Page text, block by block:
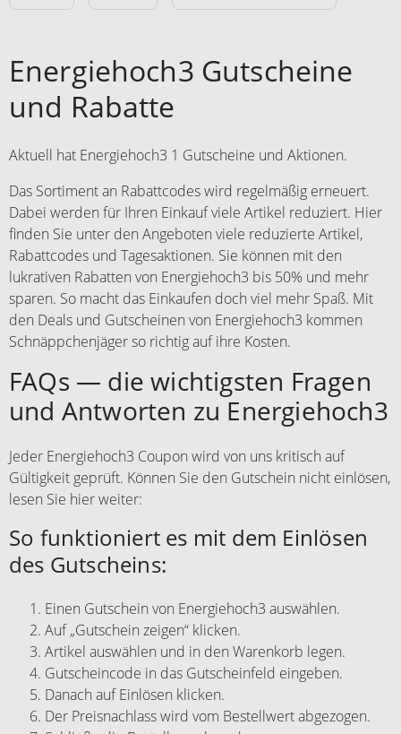
Energiehoch3 Gutscheine
und Rabatte
Aktuell hat Energiehoch3 1 Gutscheine und Aktionen.
Das Sortiment an Rabattcodes wird regelmäßig erneuert.
Dabei werden für Ihren Einkauf viele Artikel reduziert. Hier
finden Sie unter den Angeboten viele reduzierte Artikel,
Rabattcodes und Tagesaktionen. Sie können mit den
lukrativen Rabatten von Energiehoch3 bis 50% und mehr
sparen. So macht das Einkaufen doch viel mehr Spaß. Mit
den Deals und Gutscheinen von Energiehoch3 kommen
Schnäppchenjäger so richtig auf ihre Kosten.
FAQs — die wichtigsten Fragen
und Antworten zu Energiehoch3
Jeder Energiehoch3 Coupon wird von uns kritisch auf
Gültigkeit geprüft. Können Sie den Gutschein nicht einlösen,
lesen Sie hier weiter:
So funktioniert es mit dem Einlösen
des Gutscheins:
Einen Gutschein von Energiehoch3 auswählen.
Auf „Gutschein zeigen“ klicken.
Artikel auswählen und in den Warenkorb legen.
Gutscheincode in das Gutscheinfeld eingeben.
Danach auf Einlösen klicken.
Der Preisnachlass wird vom Bestellwert abgezogen.